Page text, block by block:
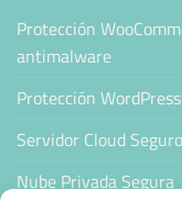
Protección
antimalware
Protección
Servidor Cloud Seguro
Nube Privada Segura